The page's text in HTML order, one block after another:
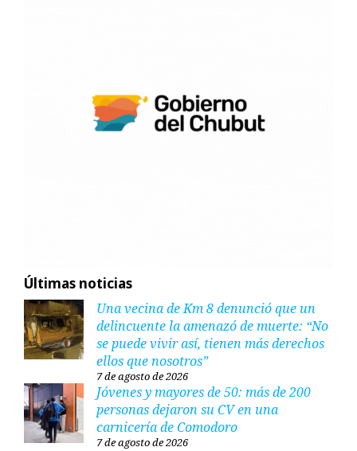
Últimas noticias
Una vecina de Km 8 denunció que un
delincuente la amenazó de muerte: “No
se puede vivir así, tienen más derechos
ellos que nosotros”
7 de agosto de 2026
Jóvenes y mayores de 50: más de 200
personas dejaron su CV en una
carnicería de Comodoro
7 de agosto de 2026